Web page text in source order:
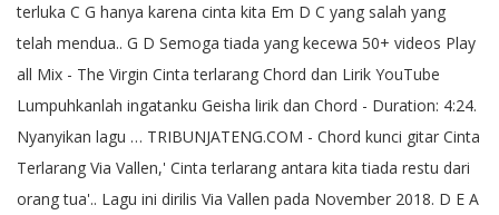
terluka C G hanya karena cinta kita Em D C yang salah yang
telah mendua.. G D Semoga tiada yang kecewa 50+ videos Play
all Mix - The Virgin Cinta terlarang Chord dan Lirik YouTube
Lumpuhkanlah ingatanku Geisha lirik dan Chord - Duration: 4:24.
Nyanyikan lagu … TRIBUNJATENG.COM - Chord kunci gitar Cinta
Terlarang Via Vallen,' Cinta terlarang antara kita tiada restu dari
orang tua'.. Lagu ini dirilis Via Vallen pada November 2018. D E A